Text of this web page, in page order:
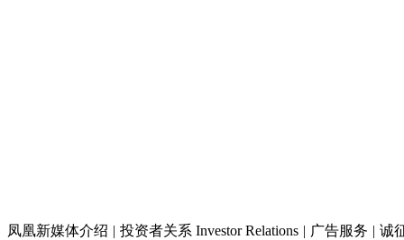
凤凰新媒体介绍 | 投资者关系 Investor Relations | 广告服务 | 诚